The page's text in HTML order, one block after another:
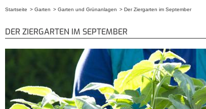
Startseite Garten Garten und Grünanlagen Der Ziergarten im September
DER ZIERGARTEN IM SEPTEMBER